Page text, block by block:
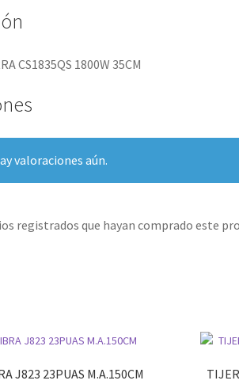
CS1835QS 1800W 35CM
valoraciones aún.
registrados que hayan comprado este
J823 23PUAS M.A.150CM